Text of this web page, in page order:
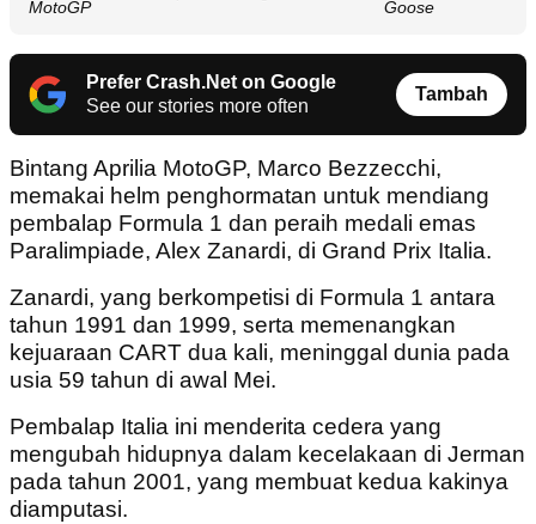
MotoGP
Goose
Prefer Crash.Net on Google
See our stories more often
Tambah
Bintang Aprilia MotoGP, Marco Bezzecchi,
memakai helm penghormatan untuk mendiang
pembalap Formula 1 dan peraih medali emas
Paralimpiade, Alex Zanardi, di Grand Prix Italia.
Zanardi, yang berkompetisi di Formula 1 antara
tahun 1991 dan 1999, serta memenangkan
kejuaraan CART dua kali, meninggal dunia pada
usia 59 tahun di awal Mei.
Pembalap Italia ini menderita cedera yang
mengubah hidupnya dalam kecelakaan di Jerman
pada tahun 2001, yang membuat kedua kakinya
diamputasi.